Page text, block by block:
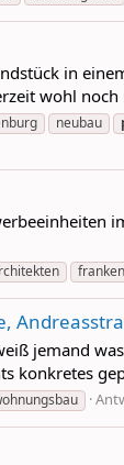
in
wohl noch
neubau
jemand
konkretes